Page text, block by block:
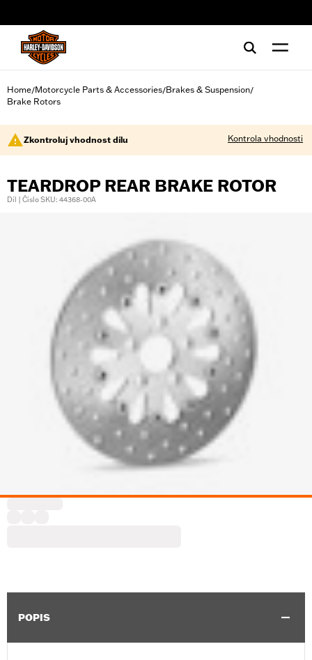
Home/Motorcycle Parts & Accessories/Brakes & Suspension/
Brake Rotors
Zkontroluj vhodnost dílu Kontrola vhodnosti
TEARDROP REAR BRAKE ROTOR
Díl | Číslo SKU: 44368-00A
POPIS